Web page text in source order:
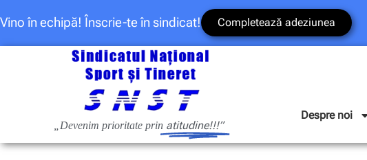
Vino în echipă! Înscrie-te în sindicat! Completează adeziunea
„Devenim prioritate prin atitudine!!!”
Despre noi